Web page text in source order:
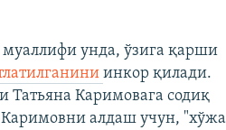
унда, ўзига қарши
инкор қилади.
Каримовага содиқ
алдаш учун, "хўжа